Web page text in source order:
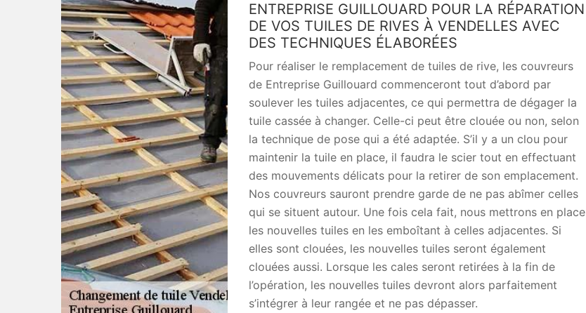
ENTREPRISE GUILLOUARD POUR LA RÉPARATION
DE VOS TUILES DE RIVES À VENDELLES AVEC
DES TECHNIQUES ÉLABORÉES
Pour réaliser le remplacement de tuiles de rive, les couvreurs
de Entreprise Guillouard commenceront tout d’abord par
soulever les tuiles adjacentes, ce qui permettra de dégager la
tuile cassée à changer. Celle-ci peut être clouée ou non, selon
la technique de pose qui a été adaptée. S’il y a un clou pour
maintenir la tuile en place, il faudra le scier tout en effectuant
des mouvements délicats pour la retirer de son emplacement.
Nos couvreurs sauront prendre garde de ne pas abîmer celles
qui se situent autour. Une fois cela fait, nous mettrons en place
les nouvelles tuiles en les emboîtant à celles adjacentes. Si
elles sont clouées, les nouvelles tuiles seront également
clouées aussi. Lorsque les cales seront retirées à la fin de
l’opération, les nouvelles tuiles devront alors parfaitement
s’intégrer à leur rangée et ne pas dépasser.